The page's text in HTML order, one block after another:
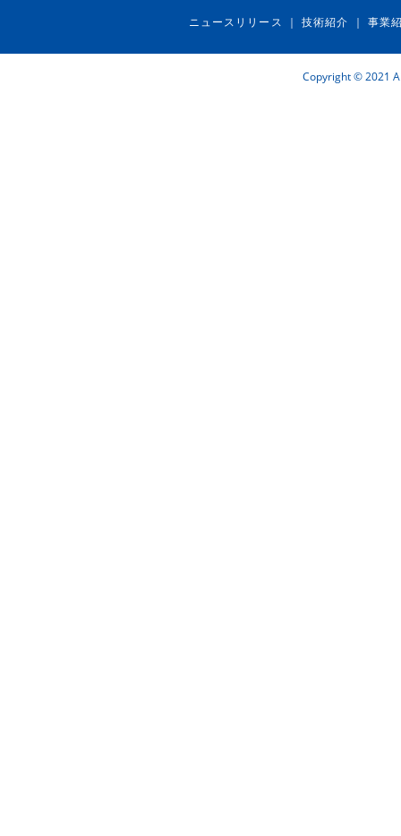
ニュースリリース ｜技術紹介 ｜ 事業
Copyright © 2021